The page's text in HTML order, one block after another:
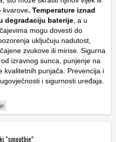
kvarove. Temperature iznad
degradaciju baterije, a u
mogu dovesti do
uključuju nadutost,
zvukove ili mirise. Sigurna
izravnog sunca, punjenje na
kvalitetnih punjača. Prevencija i
i sigurnosti uređaja.
“smoothie”